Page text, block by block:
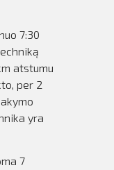
7:30
atstumu
per 2
yra
7